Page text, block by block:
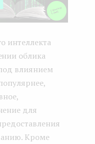
интеллекта
облика
влиянием
для
Кроме